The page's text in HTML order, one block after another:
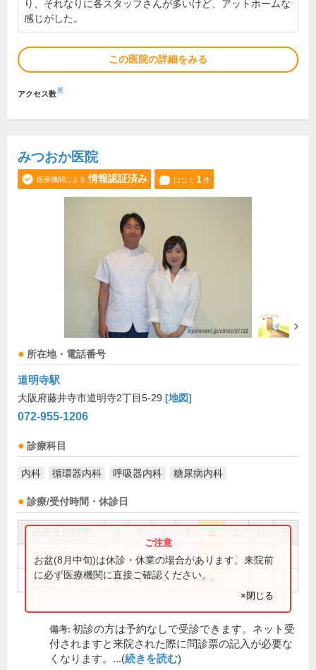
り、それなりに各スタッフさんが多いけど、アットホームな
感じがした。
この医院の詳細をみる
アクセス数※
みつおか医院
医療機関による 情報認証済み 口コミ 1件
所在地・電話番号
道明寺駅
大阪府藤井寺市道明寺2丁目5-29 [地図]
072-955-1206
診療科目
内科 循環器内科 呼吸器内科 糖尿病内科
診療/受付時間・休診日
9:00～12:00 ● ● ● ● ●
17:00～19:00 ● ● ●
お盆(8月中旬)は休診・休業の場合があります。来院前
に必ず医療機関に直接ご確認ください。
×閉じる
備考: 初診の方は予約なしで受診できます。ネット受
付されますと来院された際に問診票の記入が必要な
くなります。...(続きを読む)